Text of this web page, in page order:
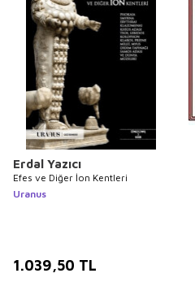
Erdal Yazıcı
Efes ve Diğer İon Kentleri
Uranus
1.039,50 TL